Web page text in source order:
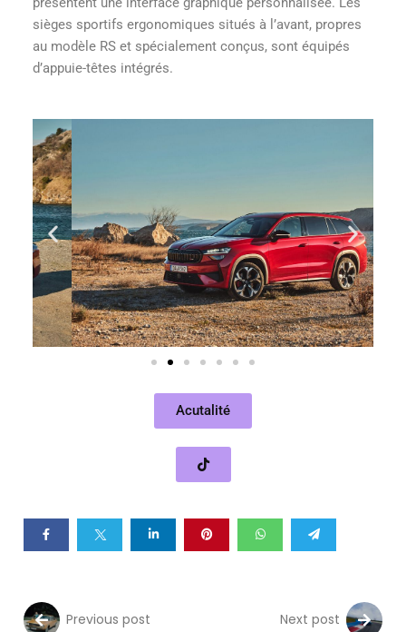
sièges sportifs ergonomiques situés à l’avant, propres
au modèle RS et spécialement conçus, sont équipés
d’appuie-têtes intégrés.
Acutalité
Previous post Next post